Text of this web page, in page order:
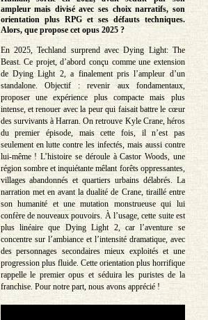
ampleur mais divisé avec ses choix narratifs, son
orientation plus RPG et ses défauts techniques.
Alors, que propose cet opus 2025 ?
En 2025, Techland surprend avec Dying Light: The
Beast. Ce projet, d’abord conçu comme une extension
de Dying Light 2, a finalement pris l’ampleur d’un
standalone. Objectif : revenir aux fondamentaux,
proposer une expérience plus compacte mais plus
intense, et renouer avec la peur qui faisait battre le cœur
des survivants à Harran. On retrouve Kyle Crane, héros
du premier épisode, mais cette fois, il n’est pas
seulement en lutte contre les infectés, mais aussi contre
lui-même ! L’histoire se déroule à Castor Woods, une
région sombre et inquiétante mêlant forêts oppressantes,
villages abandonnés et quartiers urbains délabrés. La
narration met en avant la dualité de Crane, tiraillé entre
son humanité et une mutation monstrueuse qui lui
confère de nouveaux pouvoirs. À l’usage, cette suite est
plus linéaire que Dying Light 2, car l’aventure se
concentre sur l’ambiance et l’intensité dramatique, avec
des personnages secondaires mieux exploités et une
progression plus fluide. Cette orientation plus horrifique
rappelle le premier opus et séduira les puristes de la
franchise. Pour notre part, nous avons apprécié !